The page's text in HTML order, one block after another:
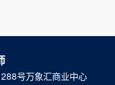
号万象汇商业中心